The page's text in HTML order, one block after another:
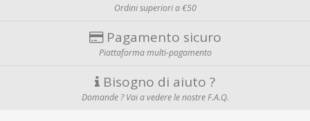
Ordini superiori a €50
Pagamento sicuro
Piattaforma multi-pagamento
Bisogno di aiuto ?
Domande ? Vai a vedere le nostre F.A.Q.